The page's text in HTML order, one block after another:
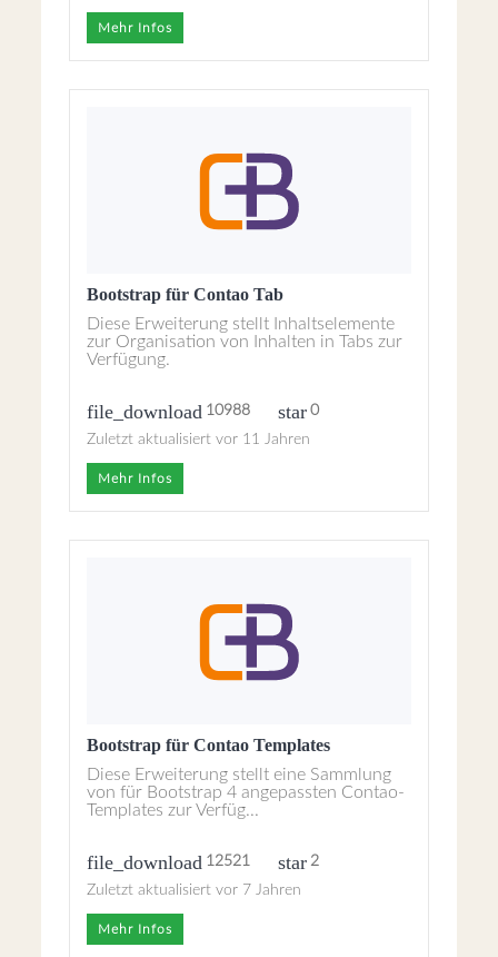
Mehr Infos
Bootstrap für Contao Tab
Diese Erweiterung stellt Inhaltselemente
zur Organisation von Inhalten in Tabs zur
Verfügung.
file_download 10988 star 0
Zuletzt aktualisiert vor 11 Jahren
Mehr Infos
Bootstrap für Contao Templates
Diese Erweiterung stellt eine Sammlung
von für Bootstrap 4 angepassten Contao-
Templates zur Verfüg...
file_download 12521 star 2
Zuletzt aktualisiert vor 7 Jahren
Mehr Infos